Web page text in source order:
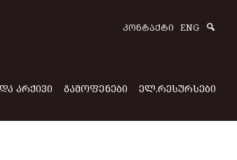
ᲙᲝᲜᲢᲐᲥᲢᲘ ENG
ᲐᲠᲥᲘᲕᲘ ᲒᲐᲛᲝᲤᲔᲜᲔᲑᲘ ᲔᲚ.ᲠᲔᲡᲣᲠᲡᲔᲑᲘ